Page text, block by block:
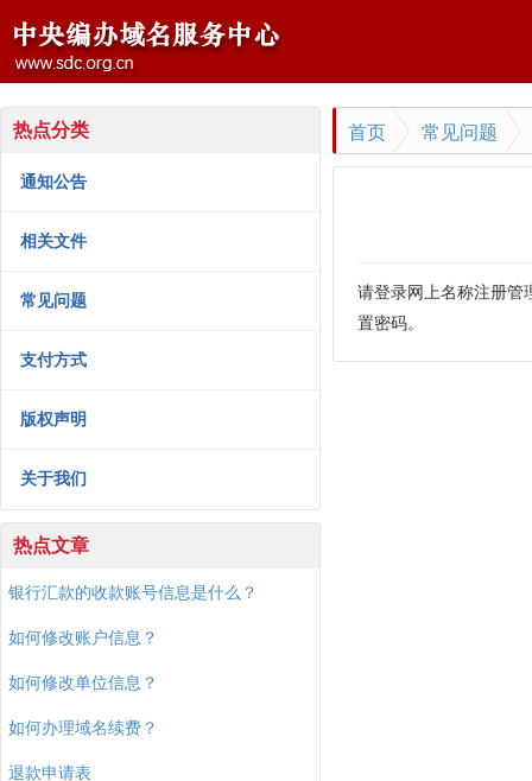
热点分类
通知公告
相关文件
常见问题
支付方式
版权声明
关于我们
热点文章
银行汇款的收款账号信息是什么？
如何修改账户信息？
如何修改单位信息？
如何办理域名续费？
退款申请表
首页 常见问题
请登录网上名称注册管
置密码。